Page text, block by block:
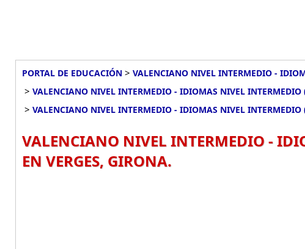
PORTAL DE EDUCACIÓN > VALENCIANO NIVEL INTERMEDIO -
> VALENCIANO NIVEL INTERMEDIO - IDIOMAS NIVEL INTERMEDIO
> VALENCIANO NIVEL INTERMEDIO - IDIOMAS NIVEL INTERMEDIO
VALENCIANO NIVEL INTERMEDIO -
EN VERGES, GIRONA.